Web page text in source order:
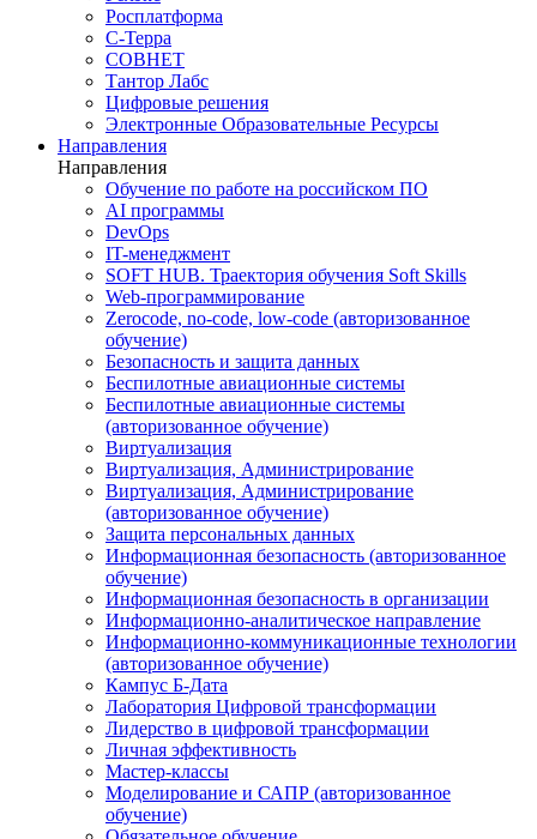
Росплатформа
С-Терра
СОВНЕТ
Тантор Лабс
Цифровые решения
Электронные Образовательные Ресурсы
Направления
Направления
Обучение по работе на российском ПО
AI программы
DevOps
IT-менеджмент
SOFT HUB. Траектория обучения Soft Skills
Web-программирование
Zerocode, no-code, low-code (авторизованное
обучение)
Безопасность и защита данных
Беспилотные авиационные системы
Беспилотные авиационные системы
(авторизованное обучение)
Виртуализация
Виртуализация, Администрирование
Виртуализация, Администрирование
(авторизованное обучение)
Защита персональных данных
Информационная безопасность (авторизованное
обучение)
Информационная безопасность в организации
Информационно-аналитическое направление
Информационно-коммуникационные технологии
(авторизованное обучение)
Кампус Б-Дата
Лаборатория Цифровой трансформации
Лидерство в цифровой трансформации
Личная эффективность
Мастер-классы
Моделирование и САПР (авторизованное
обучение)